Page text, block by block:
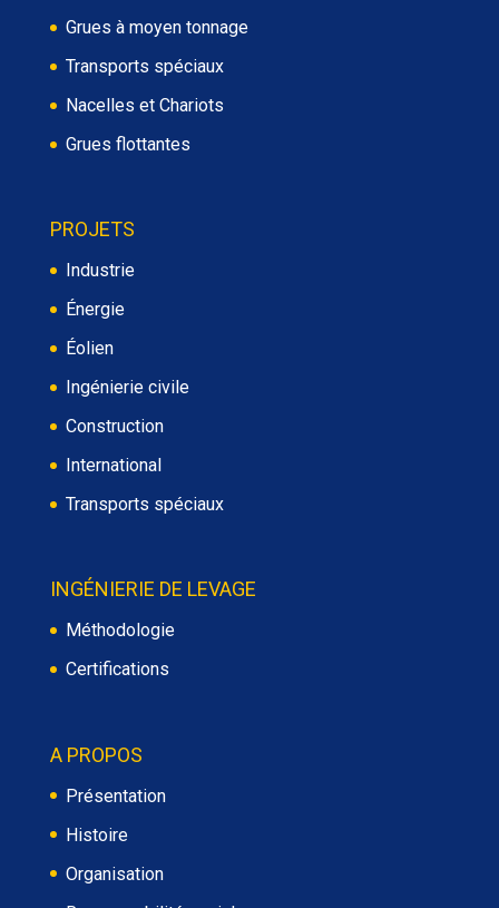
Grues à moyen tonnage
Transports spéciaux
Nacelles et Chariots
Grues flottantes
PROJETS
Industrie
Énergie
Éolien
Ingénierie civile
Construction
International
Transports spéciaux
INGÉNIERIE DE LEVAGE
Méthodologie
Certifications
A PROPOS
Présentation
Histoire
Organisation